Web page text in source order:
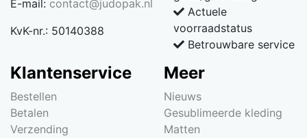
E-mail: contact@judopak.nl
KvK-nr.: 50140388
Actuele
voorraadstatus
Betrouwbare service
Klantenservice
Bestellen
Betalen
Verzending
Meer
Nieuws
Gesublimeerde kleding
Matten